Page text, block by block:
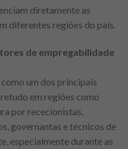
diretamente as
diferentes regiões do país.
de empregabilidade
um dos principais
em regiões como
por rececionistas,
governantas e técnicos de
especialmente durante as